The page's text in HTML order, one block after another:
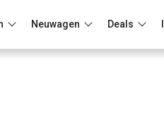
Neuwagen Deals